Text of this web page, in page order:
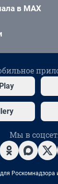
в MAX
Мы в
Роскомнадзора